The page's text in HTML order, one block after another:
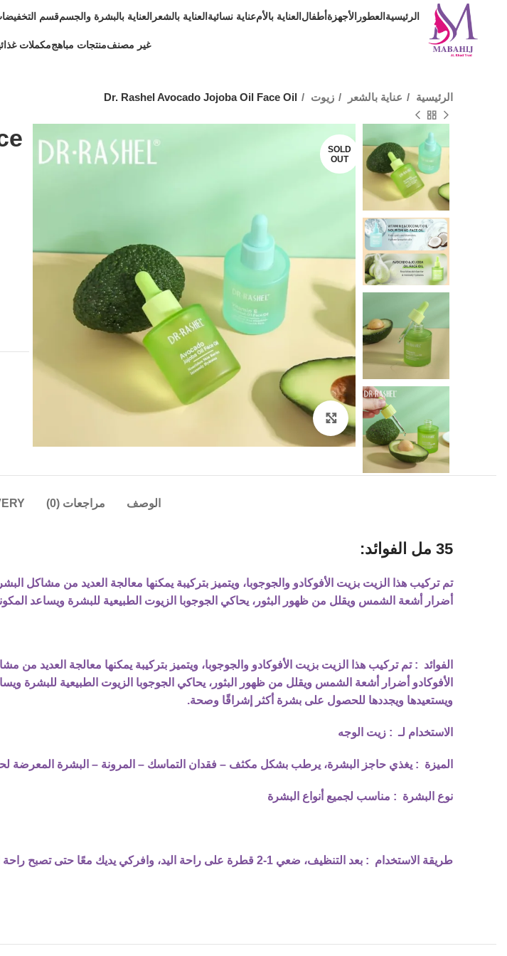
الرئيسيةالعطور الأجهزةأطفالالعناية بالأمعناية نسائيةالعناية بالشعر العناية بالبشرة والجسمقسم
غير مصنفمنتجات مباهجمكملات
الرئيسية عناية بالشعر زيوت Dr. Rashel Avocado Jojoba Oil Face Oil
SOLD
OUT
Click to enlarge
الوصف مراجعات (0)
35 مل الفوائد:
تم تركيب هذا الزيت بزيت الأفوكادو والجوجوبا، ويتميز بتركيبة يمكنها معالجة العديد من مشاكل
أضرار أشعة الشمس ويقلل من ظهور البثور، يحاكي الجوجوبا الزيوت الطبيعية للبشرة ويساعد
الفوائد : تم تركيب هذا الزيت بزيت الأفوكادو والجوجوبا، ويتميز بتركيبة يمكنها معالجة العديد
الأفوكادو أضرار أشعة الشمس ويقلل من ظهور البثور، يحاكي الجوجوبا الزيوت الطبيعية للبشرة
ويستعيدها ويجددها للحصول على بشرة أكثر إشراقًا وصحة.
الاستخدام لـ: زيت الوجه
الميزة : يغذي حاجز البشرة، يرطب بشكل مكثف – فقدان التماسك – المرونة – البشرة المعرضة
نوع البشرة : مناسب لجميع أنواع البشرة
طريقة الاستخدام : بعد التنظيف، ضعي 1-2 قطرة على راحة اليد، وافركي يديك معًا حتى تصبح راحة اليد دافئة قليلًا، ثم ارفعيها ودلكيها وفقًا لقوام الجلد حتى يتم امتصاصها.